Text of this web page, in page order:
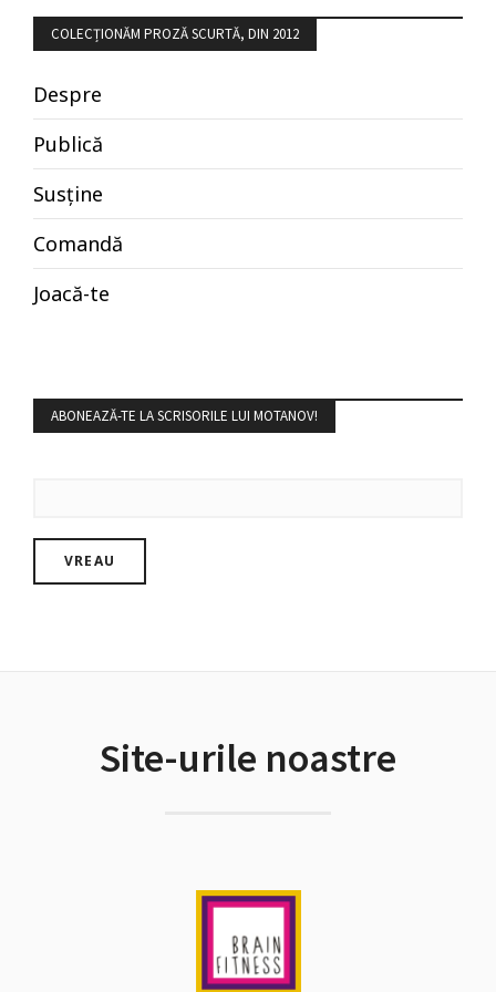
COLECȚIONĂM PROZĂ SCURTĂ, DIN 2012
Despre
Publică
Susține
Comandă
Joacă-te
ABONEAZĂ-TE LA SCRISORILE LUI MOTANOV!
Site-urile noastre